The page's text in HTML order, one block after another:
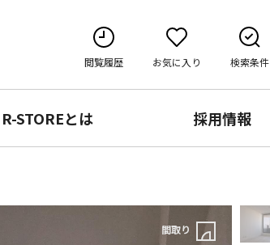
閲覧履歴 お気に入り 検索条件
R-STOREとは 採用情報
間取り